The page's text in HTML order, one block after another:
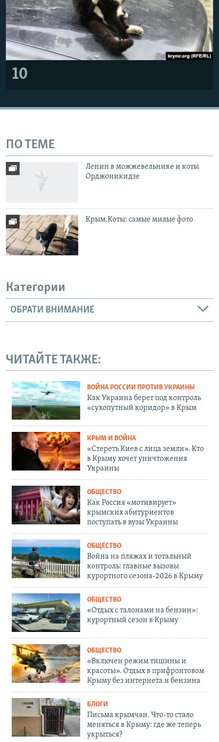
10
ПО ТЕМЕ
Ленин в можжевельнике и коты
Орджоникидзе
Крым.Коты: самые милые фото
Категории
ОБРАТИ ВНИМАНИЕ
ЧИТАЙТЕ ТАКЖЕ:
ВОЙНА РОССИИ ПРОТИВ УКРАИНЫ
Как Украина берет под контроль
«сухопутный коридор» в Крым
КРЫМ И ВОЙНА
«Стереть Киев с лица земли». Кто
в Крыму хочет уничтожения
Украины
ОБЩЕСТВО
Как Россия «мотивирует»
крымских абитуриентов
поступать в вузы Украины
ОБЩЕСТВО
Война на пляжах и тотальный
контроль: главные вызовы
курортного сезона-2026 в Крыму
ОБЩЕСТВО
«Отдых с талонами на бензин»:
курортный сезон в Крыму
ОБЩЕСТВО
«Включен режим тишины и
красоты». Отдых в прифронтовом
Крыму без интернета и бензина
БЛОГИ
Письма крымчан. Что-то стало
меняться в Крыму: где же теперь
укрыться?